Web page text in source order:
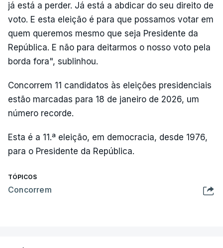
já está a perder. Já está a abdicar do seu direito de
voto. E esta eleição é para que possamos votar em
quem queremos mesmo que seja Presidente da
República. E não para deitarmos o nosso voto pela
borda fora", sublinhou.
Concorrem 11 candidatos às eleições presidenciais
estão marcadas para 18 de janeiro de 2026, um
número recorde.
Esta é a 11.ª eleição, em democracia, desde 1976,
para o Presidente da República.
TÓPICOS
Concorrem